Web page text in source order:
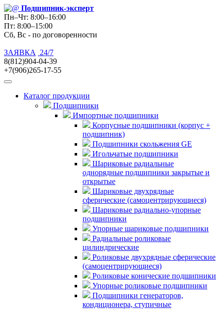
Подшипник-эксперт
Пн–Чт: 8:00–16:00
Пт: 8:00–15:00
Сб, Вс - по договоренности
ЗАЯВКА
24/7
8(812)904-04-39
+7(906)265-17-55
Каталог продукции
Подшипники
Импортные подшипники
Корпусные подшипники (корпус +
подшипник)
Подшипники скольжения GE
Игольчатые подшипники
Шариковые радиальные
однорядные подшипники закрытые и
открытые
Шариковые двухрядные
сферические (самоцентрирующиеся)
Шариковые радиально-упорные
подшипники
Упорные шариковые подшипники
Радиальные роликовые
цилиндрические
Роликовые двухрядные сферические
(самоцентрирующиеся)
Роликовые конические подшипники
Упорные роликовые подшипники
Подшипники генераторов,
кондиционера, ступичные